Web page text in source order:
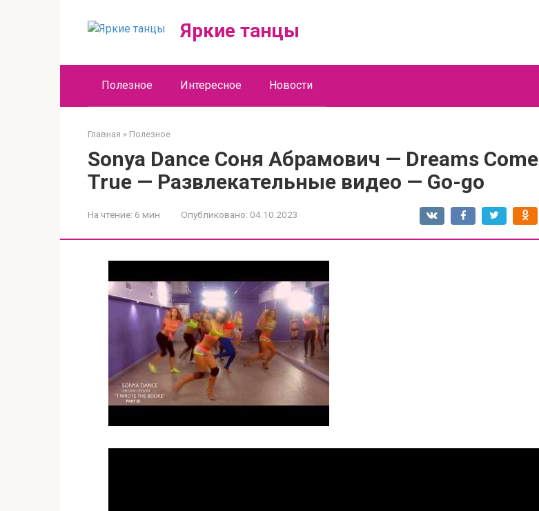
Яркие танцы
Полезное Интересное Новости
Главная » Полезное
Sonya Dance Соня Абрамович — Dreams Come
True — Развлекательные видео — Go-go
На чтение: 6 мин Опубликовано: 04.10.2023